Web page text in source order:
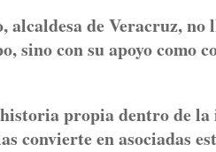
de Veracruz, no
sino con su apoyo como
propia dentro de
convierte en asociadas